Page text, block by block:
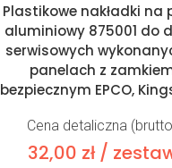
Plastikowe nakładki na
aluminiowy 875001 do
serwisowych
panelach z
bezpiecznym EPCO,
Cena detaliczna
32,00 zł/